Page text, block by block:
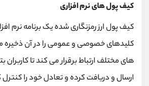
کیف پول های نرم افزاری
کیف پول ارز رمزنگاری شده یک برنامه نرم
کلیدهای خصوصی و عمومی را در آن ذخیره
های مختلف ارتباط برقرار می کند تا کاربران
ارسال و دریافت کرده و تعادل خود را